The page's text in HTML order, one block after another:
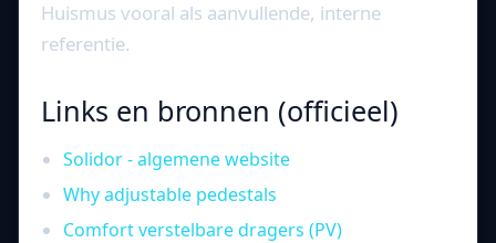
Huismus vooral als aanvullende, interne
referentie.
Links en bronnen (officieel)
Solidor - algemene website
Why adjustable pedestals
Comfort verstelbare dragers (PV)